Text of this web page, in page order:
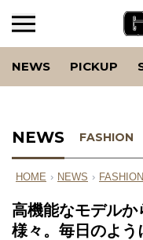
NEWS PICKUP
NEWS FASHION
HOME › NEWS › FASHION
高機能なモデル
様々。毎日のよう